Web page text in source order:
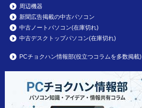
周辺機器
新聞広告掲載の中古パソコン
中古ノートパソコン(在庫切れ)
中古デスクトップパソコン(在庫切れ)
PCチョクハン情報部(役立つコラムを多数掲載)